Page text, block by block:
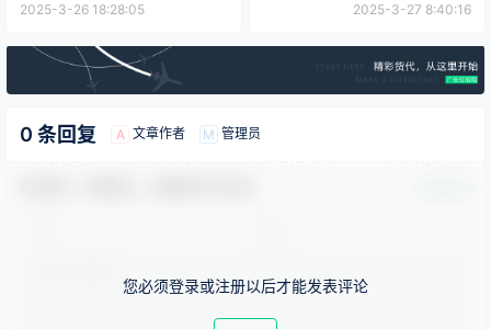
2025-3-26 18:28:05 2025-3-27 8:40:16
0 条回复 A 文章作者 M 管理员
您必须登录或注册以后才能发表评论